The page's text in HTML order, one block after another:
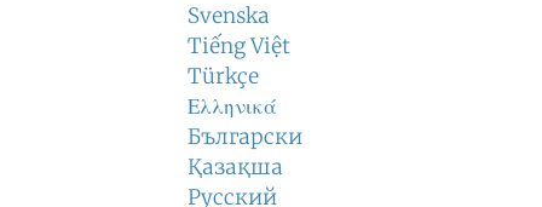
Svenska
Tiếng Việt
Türkçe
Ελληνικά
Български
Қазақша
Русский